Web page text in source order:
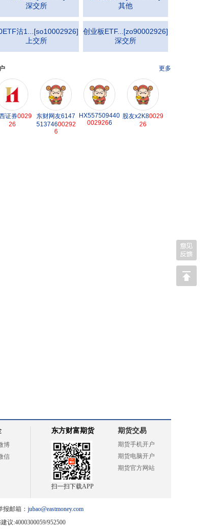
深交所
其他
沽1... [so10002926]
上交所
创业板ETF... [zo90002926]
深交所
更多
证券0029
26
东财网友6147
51374600292
6
HX557509440
0029266
股友x2K80029
26
博
信
东方财富期货
扫一扫下载APP
期货交易
期货手机开户
期货电脑开户
期货官方网站
邮箱： jubao@eastmoney.com
议:4000300059/952500